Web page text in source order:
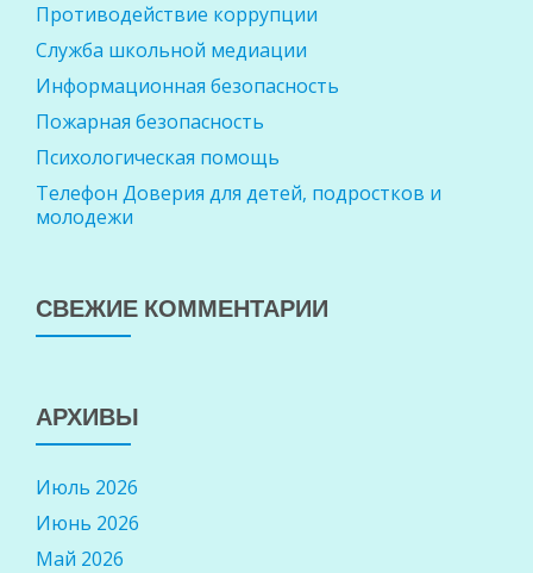
Противодействие коррупции
Служба школьной медиации
Информационная безопасность
Пожарная безопасность
Психологическая помощь
Телефон Доверия для детей, подростков и
молодежи
СВЕЖИЕ КОММЕНТАРИИ
АРХИВЫ
Июль 2026
Июнь 2026
Май 2026